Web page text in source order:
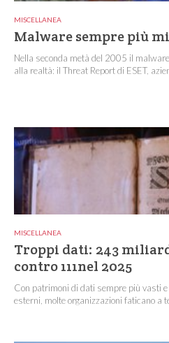
MISCELLANEA
Malware sempre più
Nella seconda metà del 2005 il
alla realtà: il Threat Report di ESET,
MISCELLANEA
Troppi dati: 243
contro 111nel 2025
Con patrimoni di dati sempre più vasti
esterni, molte organizzazioni faticano a